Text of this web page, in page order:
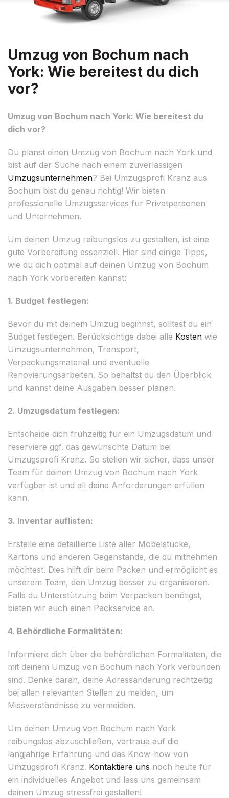
Umzug von Bochum nach
York: Wie bereitest du dich
vor?
Umzug von Bochum nach York: Wie bereitest du
dich vor?
Du planst einen Umzug von Bochum nach York und
bist auf der Suche nach einem zuverlässigen
Umzugsunternehmen? Bei Umzugsprofi Kranz aus
Bochum bist du genau richtig! Wir bieten
professionelle Umzugsservices für Privatpersonen
und Unternehmen.
Um deinen Umzug reibungslos zu gestalten, ist eine
gute Vorbereitung essenziell. Hier sind einige Tipps,
wie du dich optimal auf deinen Umzug von Bochum
nach York vorbereiten kannst:
1. Budget festlegen:
Bevor du mit deinem Umzug beginnst, solltest du ein
Budget festlegen. Berücksichtige dabei alle Kosten wie
Umzugsunternehmen, Transport,
Verpackungsmaterial und eventuelle
Renovierungsarbeiten. So behältst du den Überblick
und kannst deine Ausgaben besser planen.
2. Umzugsdatum festlegen:
Entscheide dich frühzeitig für ein Umzugsdatum und
reserviere ggf. das gewünschte Datum bei
Umzugsprofi Kranz. So stellen wir sicher, dass unser
Team für deinen Umzug von Bochum nach York
verfügbar ist und all deine Anforderungen erfüllen
kann.
3. Inventar auflisten:
Erstelle eine detaillierte Liste aller Möbelstücke,
Kartons und anderen Gegenstände, die du mitnehmen
möchtest. Dies hilft dir beim Packen und ermöglicht es
unserem Team, den Umzug besser zu organisieren.
Falls du Unterstützung beim Verpacken benötigst,
bieten wir auch einen Packservice an.
4. Behördliche Formalitäten:
Informiere dich über die behördlichen Formalitäten, die
mit deinem Umzug von Bochum nach York verbunden
sind. Denke daran, deine Adressänderung rechtzeitig
bei allen relevanten Stellen zu melden, um
Missverständnisse zu vermeiden.
Um deinen Umzug von Bochum nach York
reibungslos abzuschließen, vertraue auf die
langjährige Erfahrung und das Know-how von
Umzugsprofi Kranz. Kontaktiere uns noch heute für
ein individuelles Angebot und lass uns gemeinsam
deinen Umzug stressfrei gestalten!